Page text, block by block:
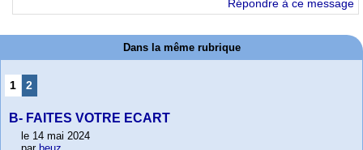
Répondre à ce message
Dans la même rubrique
1 2
B- FAITES VOTRE ECART
le 14 mai 2024